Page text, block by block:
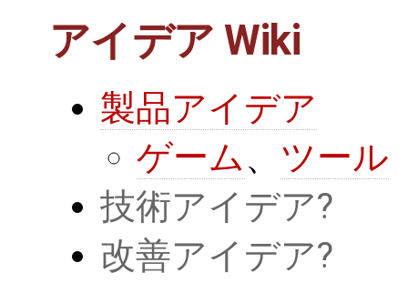
アイデア Wiki
製品アイデア
ゲーム、 ツール
技術アイデア
改善アイデア